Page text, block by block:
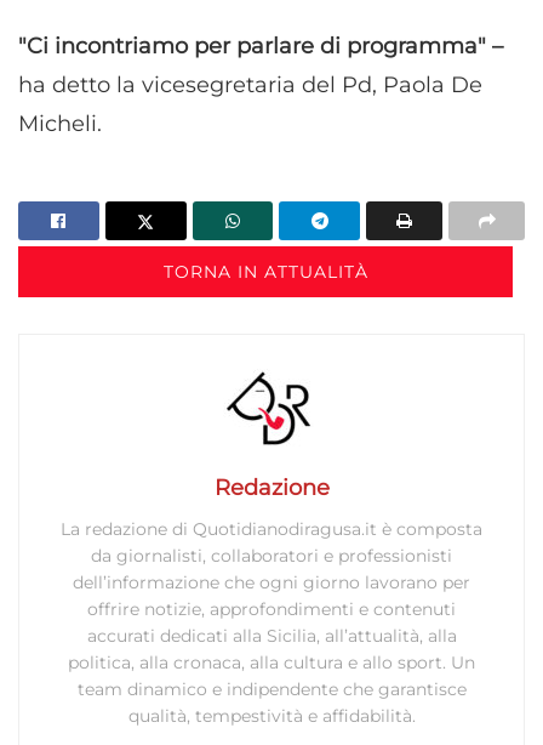
"Ci incontriamo per parlare di programma" –
ha detto la vicesegretaria del Pd, Paola De
Micheli.
TORNA IN ATTUALITÀ
Redazione
La redazione di Quotidianodiragusa.it è composta
da giornalisti, collaboratori e professionisti
dell’informazione che ogni giorno lavorano per
offrire notizie, approfondimenti e contenuti
accurati dedicati alla Sicilia, all’attualità, alla
politica, alla cronaca, alla cultura e allo sport. Un
team dinamico e indipendente che garantisce
qualità, tempestività e affidabilità.